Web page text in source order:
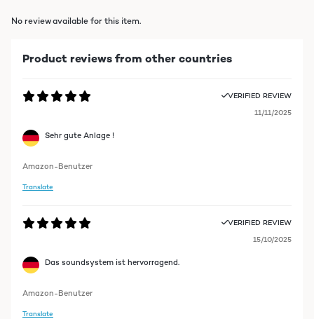
No review available for this item.
Product reviews from other countries
VERIFIED REVIEW
11/11/2025
Sehr gute Anlage !
Amazon-Benutzer
Translate
VERIFIED REVIEW
15/10/2025
Das soundsystem ist hervorragend.
Amazon-Benutzer
Translate